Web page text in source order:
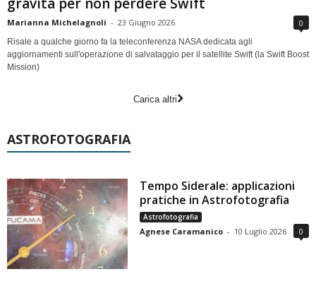
Marianna Michelagnoli - 23 Giugno 2026 0
Risale a qualche giorno fa la teleconferenza NASA dedicata agli
aggiornamenti sull'operazione di salvataggio per il satellite Swift (la Swift Boost
Mission)
Carica altri
ASTROFOTOGRAFIA
Tempo Siderale: applicazioni
pratiche in Astrofotografia
Astrofotografia
Agnese Caramanico - 10 Luglio 2026 0